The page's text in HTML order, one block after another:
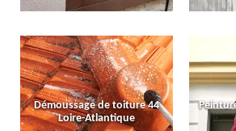
Démoussage de toiture 44
Loire-Atlantique